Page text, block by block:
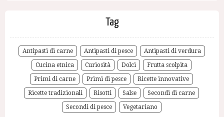
Tag
Antipasti di carne Antipasti di pesce
Antipasti di verdura
Cucina etnica
Curiosità Dolci
Frutta scolpita
Primi di carne
Primi di pesce
Ricette innovative
Ricette tradizionali
Risotti Salse
Secondi di carne
Secondi di pesce
Vegetariano